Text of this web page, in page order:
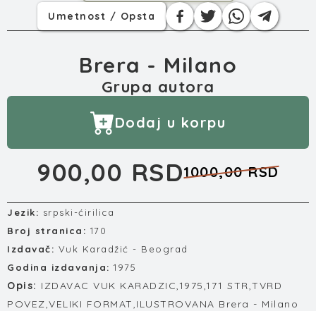
Umetnost / Opsta
Brera - Milano
Grupa autora
Dodaj u korpu
900,00 RSD1000,00 RSD
Jezik: srpski-ćirilica
Broj stranica: 170
Izdavač: Vuk Karadžić - Beograd
Godina izdavanja: 1975
Opis: IZDAVAC VUK KARADZIC,1975,171 STR,TVRD
POVEZ,VELIKI FORMAT,ILUSTROVANA Brera - Milano